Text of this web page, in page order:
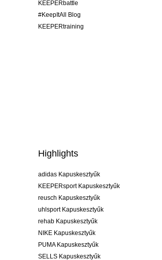
KEEPERbattle
#KeepItAll Blog
KEEPERtraining
Highlights
adidas Kapuskesztyűk
KEEPERsport Kapuskesztyűk
reusch Kapuskesztyűk
uhlsport Kapuskesztyűk
rehab Kapuskesztyűk
NIKE Kapuskesztyűk
PUMA Kapuskesztyűk
SELLS Kapuskesztyűk